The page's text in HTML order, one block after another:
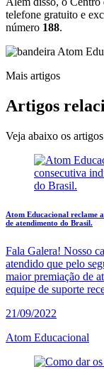
telefone gratuito e
número 188.
Mais artigos
Artigos
Veja abaixo os
Atom Educacional reclame
de atendimento do Brasil.
Fala Galera! Nosso
atendido que pelo
maior premiação de
equipe de suporte
21/09/2022
Atom Educacional